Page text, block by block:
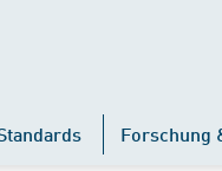
Forschung